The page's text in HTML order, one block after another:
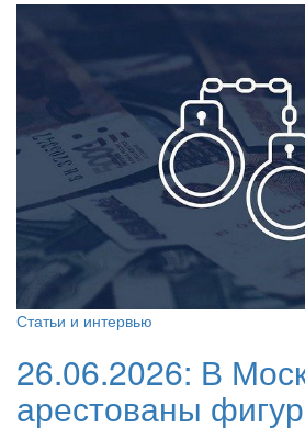
Статьи и интервью
26.06.2026: В
арестованы